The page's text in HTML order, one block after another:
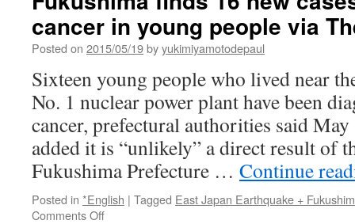
メ
ン
タ
映
画:
弁
護
士
ガ
ホ
ン
cancer in young people via
Posted on 2015/05/19byyukimiyamotodepaul
Sixteen young people who lived near
No. 1 nuclear power plant have been
cancer, prefectural authorities said
added it is “unlikely” a direct result of
Fukushima Prefecture … Continue
Posted in *English | Tagged East Japan Earthquake +
Comments Offon